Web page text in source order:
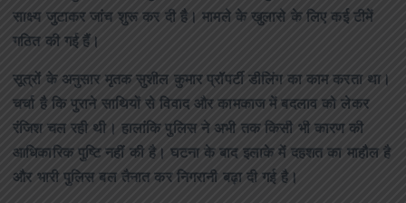
साक्ष्य जुटाकर जांच शुरू कर दी है। मामले के खुलासे के लिए कई टीमें
गठित की गई हैं।
सूत्रों के अनुसार मृतक सुशील कुमार प्रॉपर्टी डीलिंग का काम करता था।
चर्चा है कि पुराने साथियों से विवाद और कामकाज में बदलाव को लेकर
रंजिश चल रही थी। हालांकि पुलिस ने अभी तक किसी भी कारण की
आधिकारिक पुष्टि नहीं की है। घटना के बाद इलाके में दहशत का माहौल है
और भारी पुलिस बल तैनात कर निगरानी बढ़ा दी गई है।